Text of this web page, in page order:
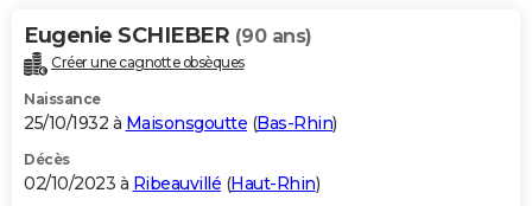
Eugenie SCHIEBER (90 ans)
Créer une cagnotte obsèques
Naissance
25/10/1932 à Maisonsgoutte (Bas-Rhin)
Décès
02/10/2023 à Ribeauvillé (Haut-Rhin)